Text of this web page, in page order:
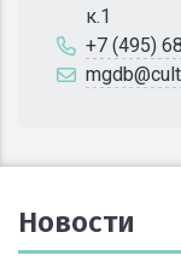
к.1
+7 (495)
Новости